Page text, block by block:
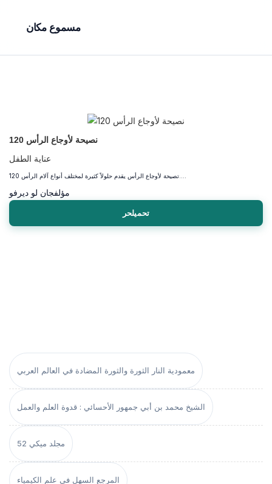
مسموع مكان
معمودية النار الثورة والثورة المضادة في العالم العربي
الشيخ محمد بن أبي جمهور الأحسائي : قدوة العلم والعمل
مجلد ميكي 52
المرجع السهل في علم الكيمياء
120 نصيحة لأوجاع الرأس
عناية الطفل
مؤلفجان لو ديرفو
تحميلحر